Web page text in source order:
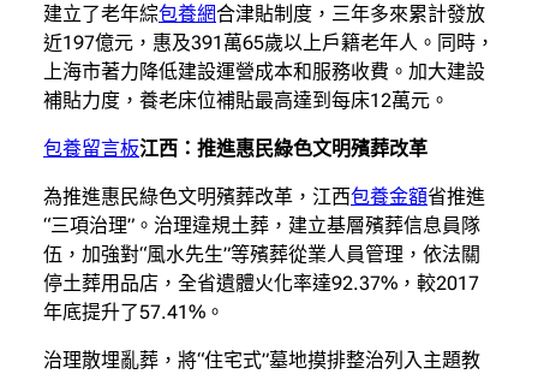
建立了老年綜包養網合津貼制度，三年多來累計發放
近197億元，惠及391萬65歲以上戶籍老年人。同時，
上海市著力降低建設運營成本和服務收費。加大建設
補貼力度，養老床位補貼最高達到每床12萬元。
包養留言板江西：推進惠民綠色文明殯葬改革
為推進惠民綠色文明殯葬改革，江西包養金額省推進
“三項治理”。治理違規土葬，建立基層殯葬信息員隊
伍，加強對“風水先生”等殯葬從業人員管理，依法關
停土葬用品店，全省遺體火化率達92.37%，較2017
年底提升了57.41%。
治理散埋亂葬，將“住宅式”墓地摸排整治列入主題教